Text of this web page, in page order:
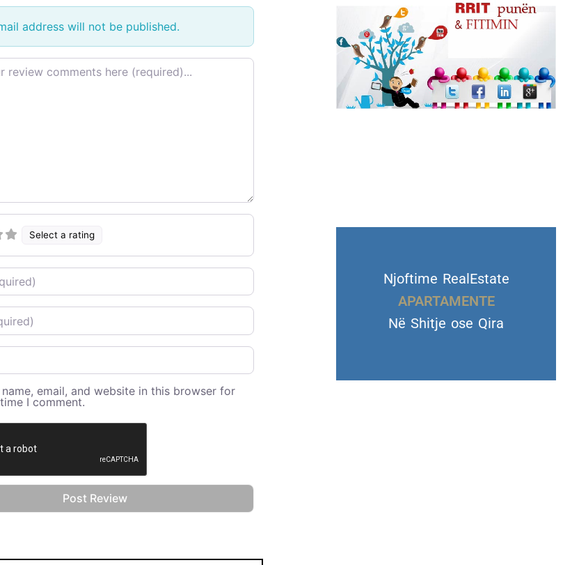
address will not be published.
Select a rating
name, email, and website in this browser for
I comment.
Njoftime RealEstate
VILA DHE TROJE
Në Shitje ose Qira